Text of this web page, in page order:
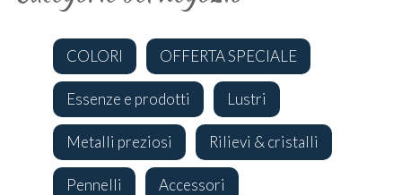
COLORI OFFERTA SPECIALE
Essenze e prodotti Lustri
Metalli preziosi Rilievi & cristalli
Pennelli Accessori